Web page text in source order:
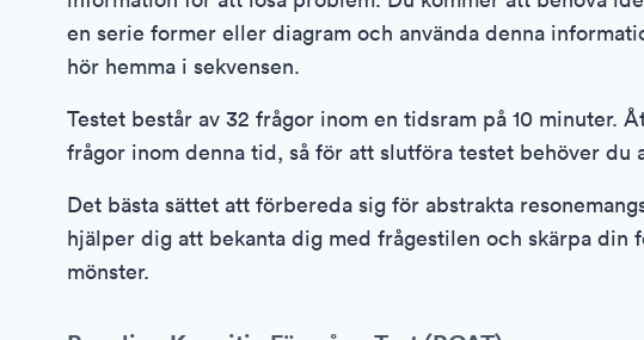
en serie former eller diagram och använda denna
hör hemma i sekvensen.
Testet består av 32 frågor inom en tidsram på 10 minuter.
frågor inom denna tid, så för att slutföra testet behöver du
Det bästa sättet att förbereda sig för abstrakta
hjälper dig att bekanta dig med frågestilen och skärpa din
mönster.